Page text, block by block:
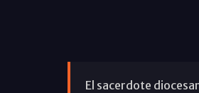
El sacerdote